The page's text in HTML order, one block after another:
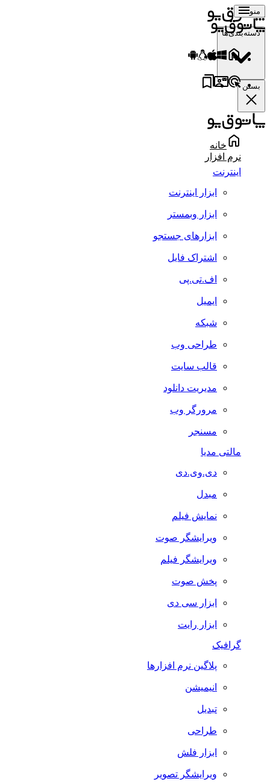
منو
دسته‌بندی‌ها
بستن
خانه
نرم افزار
اینترنت
ابزار اینترنت
ابزار وبمستر
ابزارهای جستجو
اشتراک فایل
اف.تی.پی
ایمیل
شبکه
طراحی وب
قالب سایت
مدیریت دانلود
مرورگر وب
مسنجر
مالتی مدیا
دی.وی.دی
مبدل
نمایش فیلم
ویرایشگر صوت
ویرایشگر فیلم
پخش صوت
ابزار سی دی
ابزار رایت
گرافیک
پلاگین نرم افزارها
انیمیشن
تبدیل
طراحی
ابزار فلش
ویرایشگر تصویر